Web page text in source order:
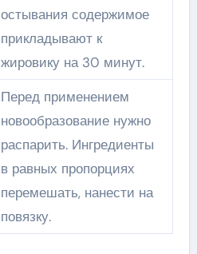
остывания содержимое
прикладывают к
жировику на 30 минут.
Перед применением
новообразование нужно
распарить. Ингредиенты
в равных пропорциях
перемешать, нанести на
повязку.